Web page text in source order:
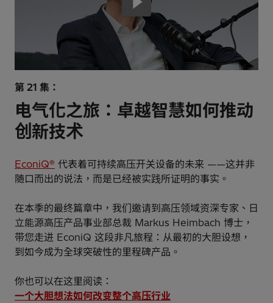
第 21 集：
电气化之旅：卓越智慧如何推动
创新技术
EconiQ® 代表着可持续高压开关设备的未来 ——这并非
随口而出的说法，而是已经被实践所证明的事实。
在本季的最终篇章中，我们邀请到高压领域资深专家、日
立能源高压产品事业部总裁 Markus Heimbach 博士，
带您走进 EconiQ 这段非凡旅程：从最初的大胆设想，
到如今成为全球突破性的里程碑产品。
你也可以在这里阅读：
一个大胆想法如何改变整个高压行业